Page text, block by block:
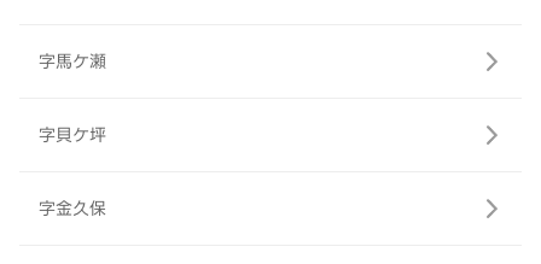
字馬ケ瀬
字貝ケ坪
字金久保